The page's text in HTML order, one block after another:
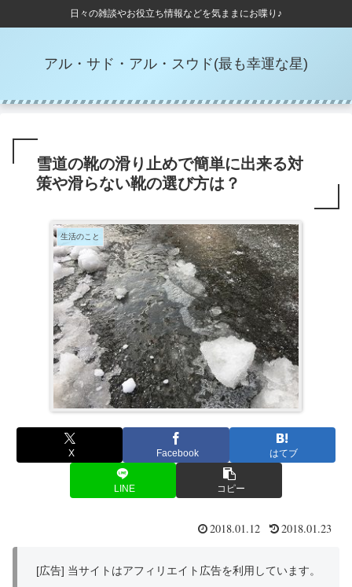
日々の雑談やお役立ち情報などを気ままにお喋り♪
アル・サド・アル・スウド(最も幸運な星)
雪道の靴の滑り止めで簡単に出来る対
策や滑らない靴の選び方は？
生活のこと
X Facebook はてブ
LINE コピー
2018.01.12 2018.01.23
[広告] 当サイトはアフィリエイト広告を利用しています。